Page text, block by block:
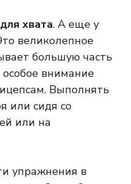
хвата. А еще у
великолепное
большую часть
особое внимание
Выполнять
или сидя со
или на
упражнения в